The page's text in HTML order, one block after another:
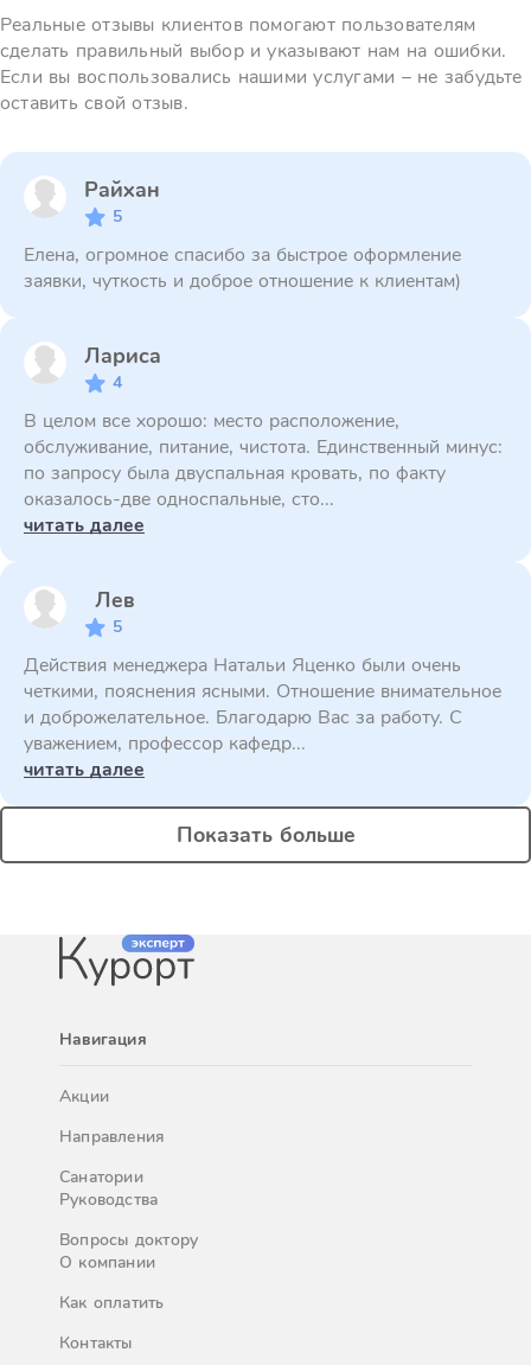
Реальные отзывы клиентов помогают пользователям
сделать правильный выбор и указывают нам на ошибки.
Если вы воспользовались нашими услугами – не забудьте
оставить свой отзыв.
Райхан
5
Елена, огромное спасибо за быстрое оформление
заявки, чуткость и доброе отношение к клиентам)
Лариса
4
В целом все хорошо: место расположение,
обслуживание, питание, чистота. Единственный минус:
по запросу была двуспальная кровать, по факту
оказалось-две односпальные, сто...
читать далее
Лев
5
Действия менеджера Натальи Яценко были очень
четкими, пояснения ясными. Отношение внимательное
и доброжелательное. Благодарю Вас за работу. С
уважением, профессор кафедр...
читать далее
Показать больше
Навигация
Акции
Направления
Санатории
Руководства
Вопросы доктору
О компании
Как оплатить
Контакты